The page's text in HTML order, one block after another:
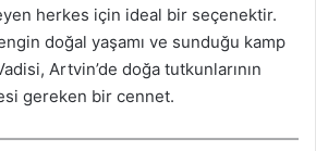
herkes için ideal bir seçenektir.
doğal yaşamı ve sunduğu kamp
Artvin’de doğa tutkunlarının
gereken bir cennet.